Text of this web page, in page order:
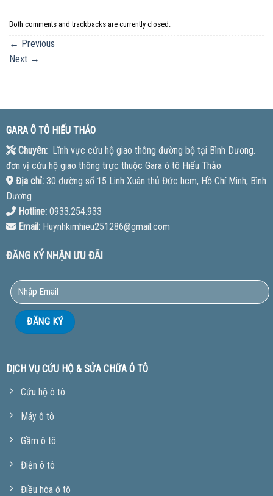
Both comments and trackbacks are currently closed.
← Previous
Next →
GARA Ô TÔ HIẾU THẢO
Chuyên:Lĩnh vực cứu hộ giao thông đường bộ tại Bình Dương.
đơn vị cứu hộ giao thông trực thuộc Gara ô tô Hiếu Thảo
Địa chỉ:30 đường số 15 Linh Xuân thủ Đức hcm, Hồ Chí Minh, Bình
Dương
Hotline:0933.254.933
Email:Huynhkimhieu251286@gmail.com
ĐĂNG KÝ NHẬN ƯU ĐÃI
DỊCH VỤ CỨU HỘ & SỬA CHỮA Ô TÔ
Cứu hộ ô tô
Máy ô tô
Gầm ô tô
Điện ô tô
Điều hòa ô tô